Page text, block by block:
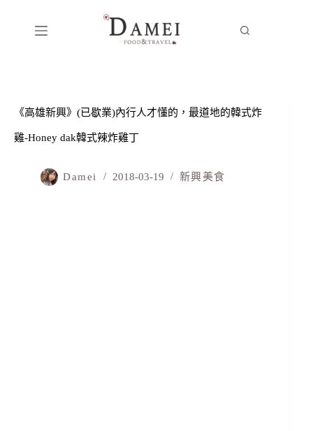
《高雄新興》(已歇業)內行人才懂的，最道地的韓式炸
雞-Honey dak韓式辣炸雞丁
Damei 2018-03-19 新興美食